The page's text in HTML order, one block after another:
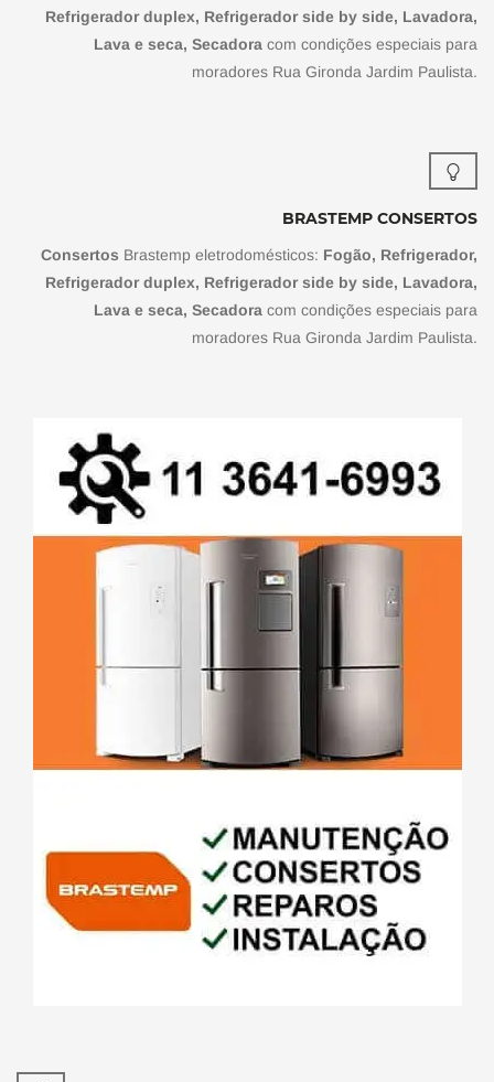
Refrigerador duplex, Refrigerador side by side, Lavadora,
Lava e seca, Secadora com condições especiais para
moradores Rua Gironda Jardim Paulista.
BRASTEMP CONSERTOS
Consertos Brastemp eletrodomésticos: Fogão, Refrigerador,
Refrigerador duplex, Refrigerador side by side, Lavadora,
Lava e seca, Secadora com condições especiais para
moradores Rua Gironda Jardim Paulista.